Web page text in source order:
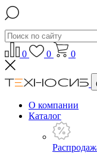
0 0 0
О компании
Каталог